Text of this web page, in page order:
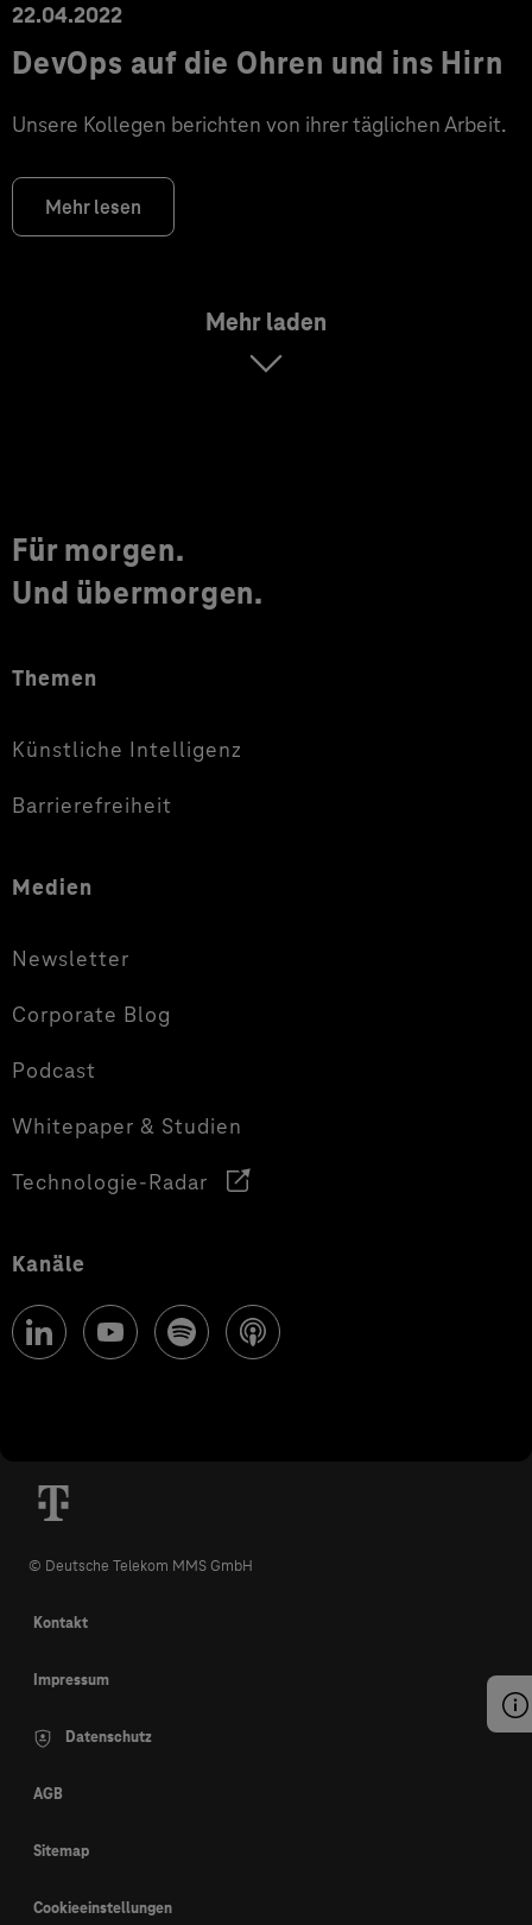
22.04.2022
DevOps auf die Ohren und ins Hirn
Unsere Kollegen berichten von ihrer täglichen Arbeit.
Mehr lesen
Mehr laden
Für morgen.
Und übermorgen.
Themen
Künstliche Intelligenz
Barrierefreiheit
Medien
Newsletter
Corporate Blog
Podcast
Whitepaper & Studien
Technologie-Radar
Kanäle
© Deutsche Telekom MMS GmbH
Kontakt
Impressum
Datenschutz
AGB
Sitemap
Cookieeinstellungen